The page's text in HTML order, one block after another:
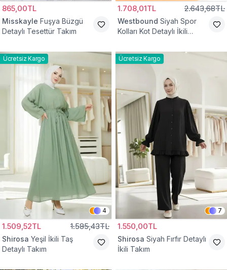
865,00TL
Misskayle Fuşya Büzgü
Detaylı Tesettür Takım
1.708,01TL 2.643,68TL
Westbound Siyah Spor
Kolları Kot Detaylı İkili
Ücretsiz Kargo
4
1.509,52TL 1.585,43TL
Shirosa Yeşil İkili Taş
Detaylı Takım
Ücretsiz Kargo
7
1.550,00TL
Shirosa Siyah Fırfır Detaylı
İkili Takım